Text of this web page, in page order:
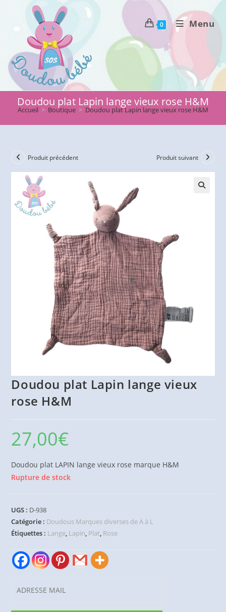
0 Menu
Doudou plat Lapin lange vieux rose H&M
Accueil > Boutique > Doudou plat Lapin lange vieux rose H&M
Produit précédent Produit suivant
Doudou plat Lapin lange vieux
rose H&M
27,00€
Doudou plat LAPIN lange vieux rose marque H&M
Rupture de stock
UGS : D-938
Catégorie : Doudous Marques diverses de A à L
Étiquettes : Lange, Lapin, Plat, Rose